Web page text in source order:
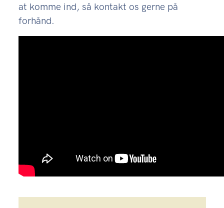
at komme ind, så kontakt os gerne på
forhånd.